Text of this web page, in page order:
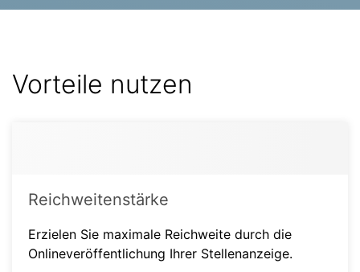
Vorteile nutzen
Reichweitenstärke
Erzielen Sie maximale Reichweite durch die
Onlineveröffentlichung Ihrer Stellenanzeige.